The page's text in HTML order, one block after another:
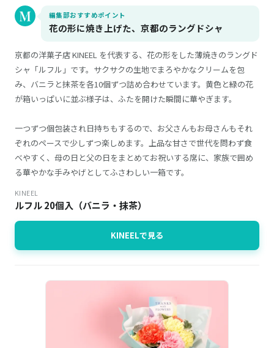
編集部おすすめポイント
花の形に焼き上げた、京都のラングドシャ
京都の洋菓子店 KINEEL を代表する、花の形をした薄焼きのラングド
シャ「ルフル」です。サクサクの生地でまろやかなクリームを包
み、バニラと抹茶を各10個ずつ詰め合わせています。黄色と緑の花
が箱いっぱいに並ぶ様子は、ふたを開けた瞬間に華やぎます。
一つずつ個包装され日持ちもするので、お父さんもお母さんもそれ
ぞれのペースで少しずつ楽しめます。上品な甘さで世代を問わず食
べやすく、母の日と父の日をまとめてお祝いする席に、家族で囲め
る華やかな手みやげとしてふさわしい一箱です。
KINEEL
ルフル 20個入（バニラ・抹茶）
KINEELで見る